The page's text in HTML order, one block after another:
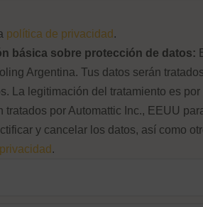
política de privacidad .
básica sobre protección de datos:
Argentina. Tus datos serán
La legitimación del tratamiento es
tratados por Automattic Inc., EEUU
y cancelar los datos, así como
.
¿Olvidaste tu contraseña?